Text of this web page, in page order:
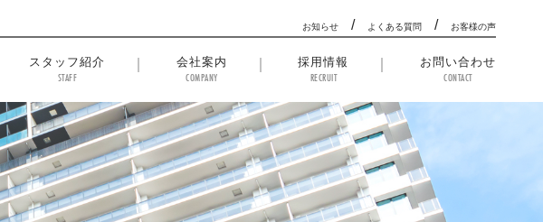
お知らせ / よくある質問 / お客様の声
スタッフ紹介
STAFF
会社案内
COMPANY
採用情報
RECRUIT
お問い合わせ
CONTACT